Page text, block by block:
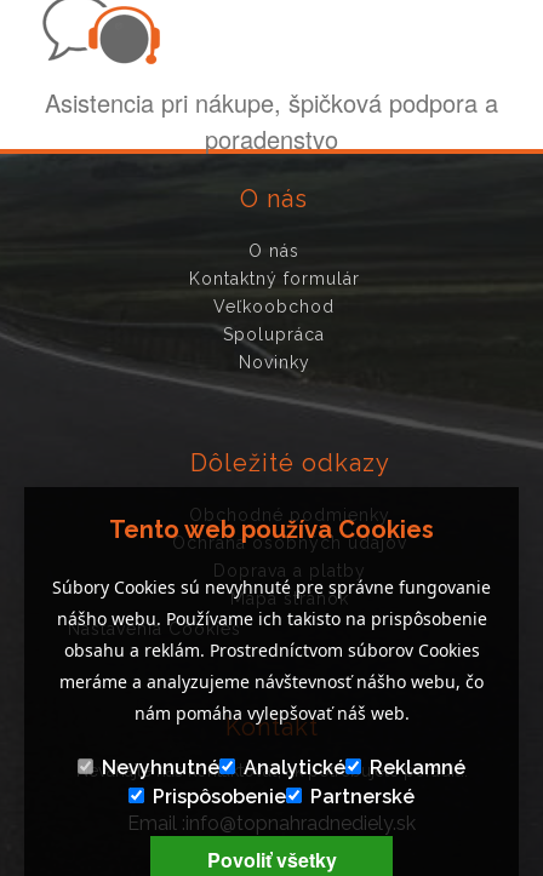
Asistencia pri nákupe, špičková podpora a
poradenstvo
O nás
O nás
Kontaktný formulár
Veľkoobchod
Spolupráca
Novinky
Dôležité odkazy
Obchodné podmienky
Ochrana osobných údajov
Doprava a platby
Mapa stránok
Nastavenia Cookies
Kontakt
Neváhajte nás kontaktovať, ak potrebujete poradiť..
Email :info@topnahradnediely.sk
Tel : +421 919 278 288
Tento web používa Cookies
Súbory Cookies sú nevyhnuté pre správne fungovanie
nášho webu. Používame ich takisto na prispôsobenie
obsahu a reklám. Prostredníctvom súborov Cookies
meráme a analyzujeme návštevnosť nášho webu, čo
nám pomáha vylepšovať náš web.
Nevyhnutné Analytické
Reklamné
Prispôsobenie
Partnerské
Povoliť všetky